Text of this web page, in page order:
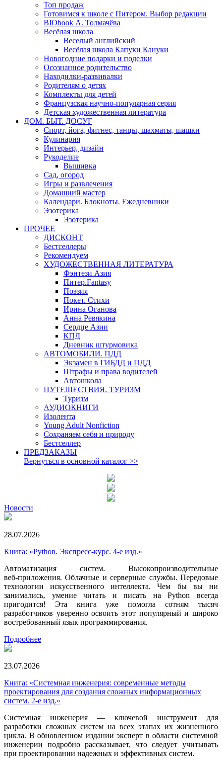
Топ продаж
Готовимся к школе с Питером. Выбор редакции
BIObook А. Толмачёва
Весёлая школа
Веселый английский
Весёлая школа Капуки Кануки
Новогодние подарки и поделки
Осознанное родительство
Находилки-развивалки
Родителям о детях
Комплекты для детей
Французская научно-популярная серия
Детская художественная литература
ДОМ. БЫТ. ДОСУГ
Спорт, йога, фитнес, танцы, шахматы, шашки
Кулинария
Интерьер, дизайн
Рукоделие
Вышивка
Сад, огород
Игры и развлечения
Домашний мастер
Календари. Блокноты. Ежедневники
Эзотерика
Эзотерика
ПРОЧЕЕ
ДИСКОНТ
Бестселлеры
Рекомендуем
ХУДОЖЕСТВЕННАЯ ЛИТЕРАТУРА
Фэнтези Азия
Питер.Fantasy
Поэзия
Покет. Стихи
Ирина Оганова
Анна Ревякина
Сердце Азии
КПД
Дневник штурмовика
АВТОМОБИЛИ. ПДД
Экзамен в ГИБДД и ПДД
Штрафы и права водителей
Автошкола
ПУТЕШЕСТВИЯ. ТУРИЗМ
Туризм
АУДИОКНИГИ
Изолента
Young Adult Nonfiction
Сохраняем себя и природу
Бестселлер
ПРЕДЗАКАЗЫ
Вернуться в основной каталог >>
Новости
28.07.2026
Книга: «Python. Экспресс‑курс. 4-е изд.»
Автоматизация систем. Высокопроизводительные
веб‑приложения. Облачные и серверные службы. Передовые
технологии искусственного интеллекта. Чем бы вы ни
занимались, умение читать и писать на Python всегда
пригодится! Эта книга уже помогла сотням тысяч
разработчиков уверенно освоить этот популярный и широко
востребованный язык программирования.
Подробнее
23.07.2026
Книга: «Системная инженерия: современные методы
проектирования для создания сложных информационных
систем. 2-е изд.»
Системная инженерия — ключевой инструмент для
разработки сложных систем на всех этапах их жизненного
цикла. В обновленном издании эксперт в области системной
инженерии подробно рассказывает, что следует учитывать
при проектировании надежных и эффективных систем.